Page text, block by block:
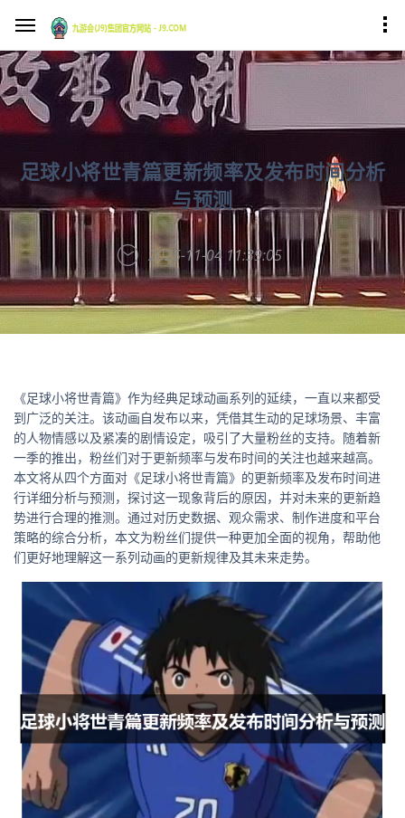
足球小将世青篇更新频率及发布时间分析
与预测
2025-11-04 11:39:05
《足球小将世青篇》作为经典足球动画系列的延续，一直以来都受
到广泛的关注。该动画自发布以来，凭借其生动的足球场景、丰富
的人物情感以及紧凑的剧情设定，吸引了大量粉丝的支持。随着新
一季的推出，粉丝们对于更新频率与发布时间的关注也越来越高。
本文将从四个方面对《足球小将世青篇》的更新频率及发布时间进
行详细分析与预测，探讨这一现象背后的原因，并对未来的更新趋
势进行合理的推测。通过对历史数据、观众需求、制作进度和平台
策略的综合分析，本文为粉丝们提供一种更加全面的视角，帮助他
们更好地理解这一系列动画的更新规律及其未来走势。